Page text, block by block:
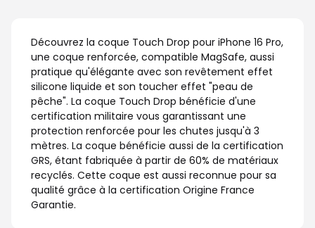
Découvrez la coque Touch Drop pour iPhone 16 Pro,
une coque renforcée, compatible MagSafe, aussi
pratique qu'élégante avec son revêtement effet
silicone liquide et son toucher effet "peau de
pêche". La coque Touch Drop bénéficie d'une
certification militaire vous garantissant une
protection renforcée pour les chutes jusqu'à 3
mètres. La coque bénéficie aussi de la certification
GRS, étant fabriquée à partir de 60% de matériaux
recyclés. Cette coque est aussi reconnue pour sa
qualité grâce à la certification Origine France
Garantie.